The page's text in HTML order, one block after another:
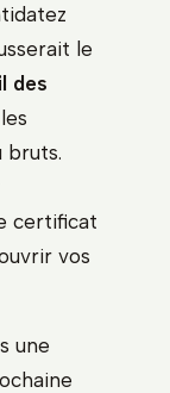
le
des
bruts.
certificat
vos
une